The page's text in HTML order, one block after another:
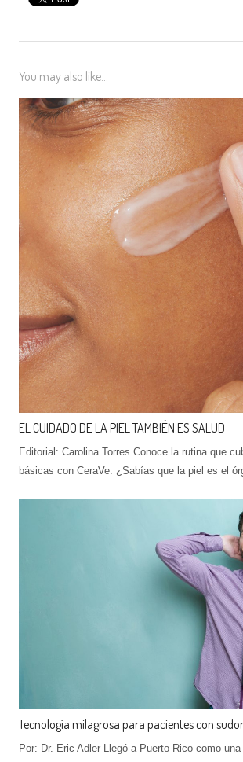
You may also like...
EL CUIDADO DE LA PIEL TAMBIÉN ES SALUD
Editorial: Carolina Torres Conoce la rutina que
básicas con CeraVe. ¿Sabías que la piel es el
Tecnología milagrosa para pacientes con
Por: Dr. Eric Adler Llegó a Puerto Rico como